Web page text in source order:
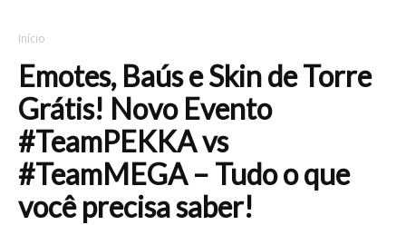
Início
Emotes, Baús e Skin de Torre
Grátis! Novo Evento
#TeamPEKKA vs
#TeamMEGA – Tudo o que
você precisa saber!